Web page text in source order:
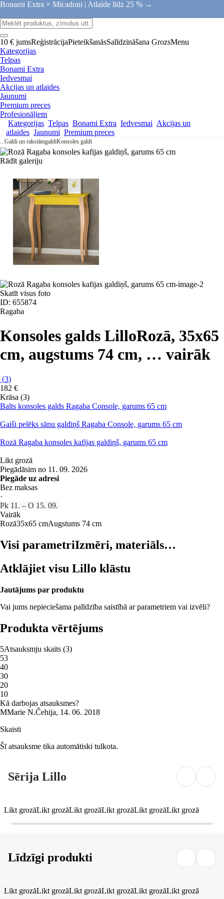
Bonami Extra × Micadoni | Atlaide līdz 25 % →
10 € jumsReģistrācijaPieteikšanāsSalīdzināšana GrozsMenu
Kategorijas
Telpas
Bonami Extra
Iedvesmai
Akcijas un atlaides
Jaunumi
Premium preces
Profesionāļiem
Kategorijas Telpas Bonami Extra Iedvesmai Akcijas un
atlaides Jaunumi Premium preces
...Galdi un rakstāmgaldiKonsoles galdi
Rādīt galeriju
Skatīt visus foto
ID: 655874
Ragaba
Konsoles galds LilloRozā, 35x65
cm, augstums 74 cm, … vairāk
(3)
182 €
Krāsa (3)
Balts konsoles galds Ragaba Console, garums 65 cm
Gaiši pelēks sānu galdiņš Ragaba Console, garums 65 cm
Rozā Ragaba konsoles kafijas galdiņš, garums 65 cm
Likt grozā
Piegādāsim no 11. 09. 2026
Piegāde uz adresi
Bez maksas
·
Pk 11. – O 15. 09.
Vairāk
Rozā35x65 cmAugstums 74 cm
Visi parametriIzmēri, materiāls…
Atklājiet visu Lillo klāstu
Jautājums par produktu
Vai jums nepieciešama palīdzība saistībā ar parametriem vai izvēli?
Produkta vērtējums
5Atsauksmju skaits (3)
53
40
30
20
10
Kā darbojas atsauksmes?
MMarie N.Čehija, 14. 06. 2018
Skaisti
Šī atsauksme tika automātiski tulkota.
Sērija Lillo
Likt grozāLikt grozāLikt grozāLikt grozāLikt grozāLikt grozā
Līdzīgi produkti
Likt grozāLikt grozāLikt grozāLikt grozāLikt grozāLikt grozā